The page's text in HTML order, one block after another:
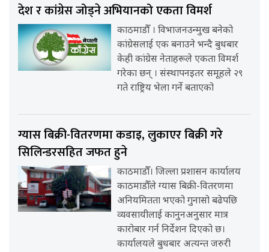
देश र कांग्रेस जोड्ने अभियानको एकता विमर्श
काठमाडौँ । विभाजनउन्मुख बनेको
कांग्रेसलाई एक बनाउने भन्दै बुधबार
केही कांग्रेस नेताहरूले एकता विमर्श
गरेका छन् । संस्थापनइतर समूहले २९
गते राष्ट्रिय भेला गर्ने बताएको
ग्यास बिक्री-वितरणमा कडाइ, लुकाएर बिक्री गरे
सिलिन्डरसहित जफत हुने
काठमाडौँ। जिल्ला प्रशासन कार्यालय
काठमाडौँले ग्यास बिक्री-वितरणमा
अनियमितता भएको गुनासो बढेपछि
व्यवसायीलाई कानुनअनुसार मात्र
कारोबार गर्न निर्देशन दिएको छ।
कार्यालयले बुधबार अत्यन्त जरुरी